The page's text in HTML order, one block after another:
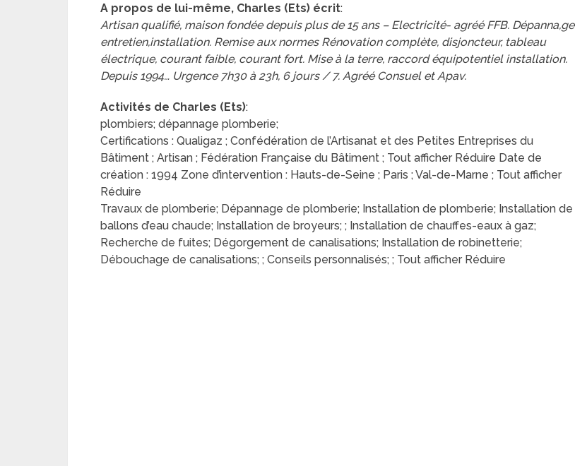
A propos de lui-même, Charles (Ets) écrit:
Artisan qualifié, maison fondée depuis plus de 15 ans – Electricité- agréé FFB. Dépanna,ge
entretien,installation. Remise aux normes Rénovation complète, disjoncteur, tableau
électrique, courant faible, courant fort. Mise à la terre, raccord équipotentiel installation.
Depuis 1994… Urgence 7h30 à 23h, 6 jours / 7. Agréé Consuel et Apav.
Activités de Charles (Ets):
plombiers; dépannage plomberie;
Certifications : Qualigaz ; Confédération de l’Artisanat et des Petites Entreprises du
Bâtiment ; Artisan ; Fédération Française du Bâtiment ; Tout afficher Réduire Date de
création : 1994 Zone d’intervention : Hauts-de-Seine ; Paris ; Val-de-Marne ; Tout afficher
Réduire
Travaux de plomberie; Dépannage de plomberie; Installation de plomberie; Installation de
ballons d’eau chaude; Installation de broyeurs; ; Installation de chauffes-eaux à gaz;
Recherche de fuites; Dégorgement de canalisations; Installation de robinetterie;
Débouchage de canalisations; ; Conseils personnalisés; ; Tout afficher Réduire